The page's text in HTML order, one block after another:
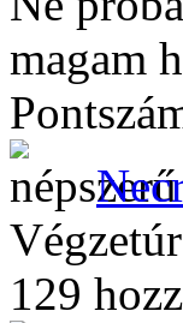
magam
129